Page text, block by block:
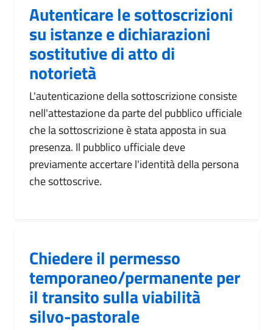
Autenticare le sottoscrizioni
su istanze e dichiarazioni
sostitutive di atto di
notorietà
L'autenticazione della sottoscrizione consiste
nell'attestazione da parte del pubblico ufficiale
che la sottoscrizione è stata apposta in sua
presenza. Il pubblico ufficiale deve
previamente accertare l'identità della persona
che sottoscrive.
Chiedere il permesso
temporaneo/permanente per
il transito sulla viabilità
silvo-pastorale